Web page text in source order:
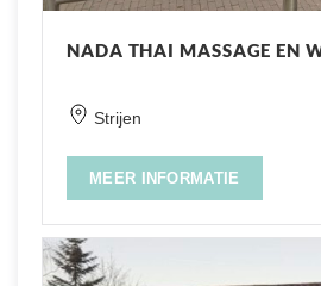
NADA THAI MASSAGE EN
Strijen
MEER INFORMATIE